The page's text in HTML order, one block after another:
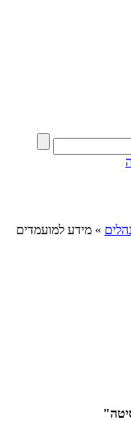
» מידע למועמדים